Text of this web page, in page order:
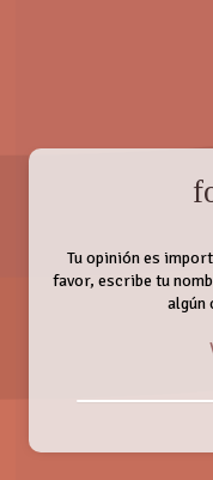
Tu opinión es
favor, escribe tu
algún